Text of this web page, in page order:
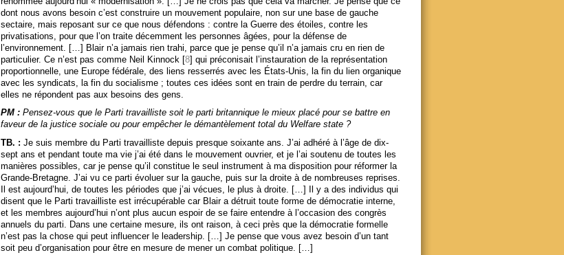
dont nous avons besoin c’est construire un mouvement populaire, non sur une base de gauche
sectaire, mais reposant sur ce que nous défendons : contre la Guerre des étoiles, contre les
privatisations, pour que l’on traite décemment les personnes âgées, pour la défense de
l’environnement. […] Blair n’a jamais rien trahi, parce que je pense qu’il n’a jamais cru en rien de
particulier. Ce n’est pas comme Neil Kinnock [8] qui préconisait l’instauration de la représentation
proportionnelle, une Europe fédérale, des liens resserrés avec les États-Unis, la fin du lien organique
avec les syndicats, la fin du socialisme ; toutes ces idées sont en train de perdre du terrain, car
elles ne répondent pas aux besoins des gens.
PM :Pensez-vous que le Parti travailliste soit le parti britannique le mieux placé pour se battre en
faveur de la justice sociale ou pour empêcher le démantèlement total du Welfare state ?
TB. : Je suis membre du Parti travailliste depuis presque soixante ans. J’ai adhéré à l’âge de dix-
sept ans et pendant toute ma vie j’ai été dans le mouvement ouvrier, et je l’ai soutenu de toutes les
manières possibles, car je pense qu’il constitue le seul instrument à ma disposition pour réformer la
Grande-Bretagne. J’ai vu ce parti évoluer sur la gauche, puis sur la droite à de nombreuses reprises.
Il est aujourd’hui, de toutes les périodes que j’ai vécues, le plus à droite. […] Il y a des individus qui
disent que le Parti travailliste est irrécupérable car Blair a détruit toute forme de démocratie interne,
et les membres aujourd’hui n’ont plus aucun espoir de se faire entendre à l’occasion des congrès
annuels du parti. Dans une certaine mesure, ils ont raison, à ceci près que la démocratie formelle
n’est pas la chose qui peut influencer le leadership. […] Je pense que vous avez besoin d’un tant
soit peu d’organisation pour être en mesure de mener un combat politique. […]